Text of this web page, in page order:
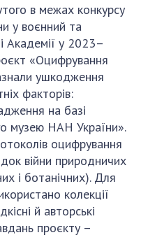
УКРАЇНИ
в межах конкурсу
у воєнний та
Академії у 2023–
«Оцифрування
ушкодження
факторів:
на базі
музею НАН України».
оцифрування
війни природничих
і ботанічних). Для
колекції
й авторські
проєкту –